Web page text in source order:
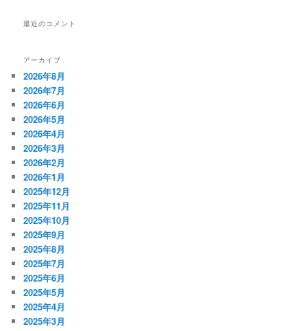
最近のコメント
アーカイブ
2026年8月
2026年7月
2026年6月
2026年5月
2026年4月
2026年3月
2026年2月
2026年1月
2025年12月
2025年11月
2025年10月
2025年9月
2025年8月
2025年7月
2025年6月
2025年5月
2025年4月
2025年3月